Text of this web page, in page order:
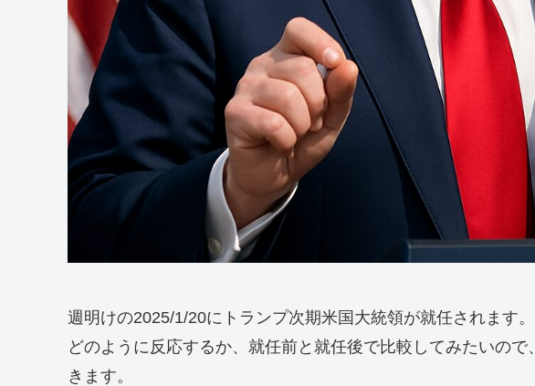
週明けの2025/1/20にトランプ次期米国大統領が就任されます
どのように反応するか、就任前と就任後で比較してみたいの
きます。